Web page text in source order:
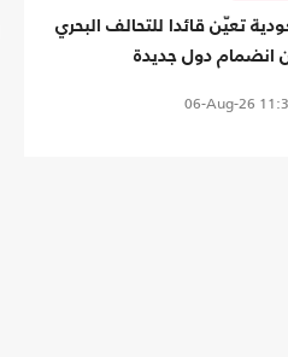
تعيّن قائدا للتحالف البحري
انضمام دول جديدة
06-Aug-26